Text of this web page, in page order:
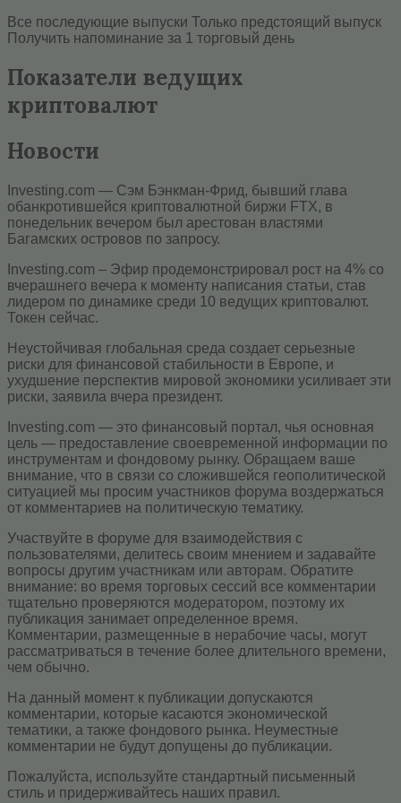
Все последующие выпуски Только предстоящий выпуск
Получить напоминание за 1 торговый день
Показатели ведущих
криптовалют
Новости
Investing.com — Сэм Бэнкман-Фрид, бывший глава
обанкротившейся криптовалютной биржи FTX, в
понедельник вечером был арестован властями
Багамских островов по запросу.
Investing.com – Эфир продемонстрировал рост на 4% со
вчерашнего вечера к моменту написания статьи, став
лидером по динамике среди 10 ведущих криптовалют.
Токен сейчас.
Неустойчивая глобальная среда создает серьезные
риски для финансовой стабильности в Европе, и
ухудшение перспектив мировой экономики усиливает эти
риски, заявила вчера президент.
Investing.com — это финансовый портал, чья основная
цель — предоставление своевременной информации по
инструментам и фондовому рынку. Обращаем ваше
внимание, что в связи со сложившейся геополитической
ситуацией мы просим участников форума воздержаться
от комментариев на политическую тематику.
Участвуйте в форуме для взаимодействия с
пользователями, делитесь своим мнением и задавайте
вопросы другим участникам или авторам. Обратите
внимание: во время торговых сессий все комментарии
тщательно проверяются модератором, поэтому их
публикация занимает определенное время.
Комментарии, размещенные в нерабочие часы, могут
рассматриваться в течение более длительного времени,
чем обычно.
На данный момент к публикации допускаются
комментарии, которые касаются экономической
тематики, а также фондового рынка. Неуместные
комментарии не будут допущены до публикации.
Пожалуйста, используйте стандартный письменный
стиль и придерживайтесь наших правил.